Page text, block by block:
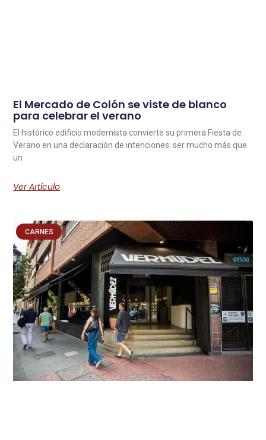
El Mercado de Colón se viste de blanco
para celebrar el verano
El histórico edificio modernista convierte su primera Fiesta de
Verano en una declaración de intenciones: ser mucho más que
un
Ver Artículo
CARNES